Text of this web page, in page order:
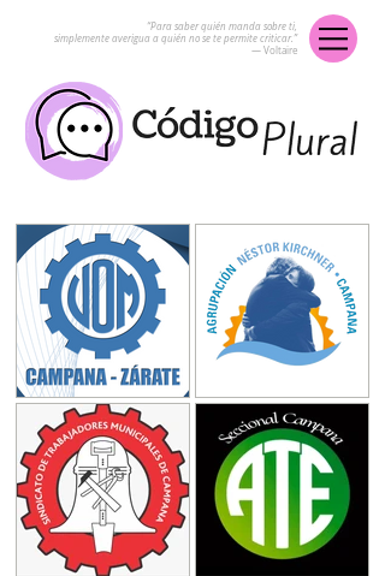
“Para saber quién manda sobre ti,
simplemente averigua a quién no se te permite criticar.”
― Voltaire